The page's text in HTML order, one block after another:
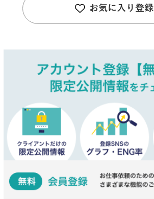
お気に入り登録